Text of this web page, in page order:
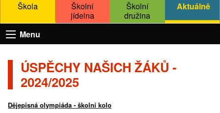
Škola
Školní
jídelna
Školní
družina
Aktuálně
Menu
ÚSPĚCHY NAŠICH ŽÁKŮ -
2024/2025
Dějepisná olympiáda - školní kolo